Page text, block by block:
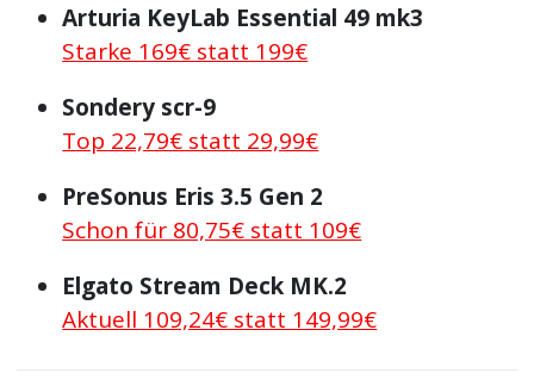
Arturia KeyLab Essential 49 mk3
Starke 169€ statt 199€
Sondery scr-9
Top 22,79€ statt 29,99€
PreSonus Eris 3.5 Gen 2
Schon für 80,75€ statt 109€
Elgato Stream Deck MK.2
Aktuell 109,24€ statt 149,99€